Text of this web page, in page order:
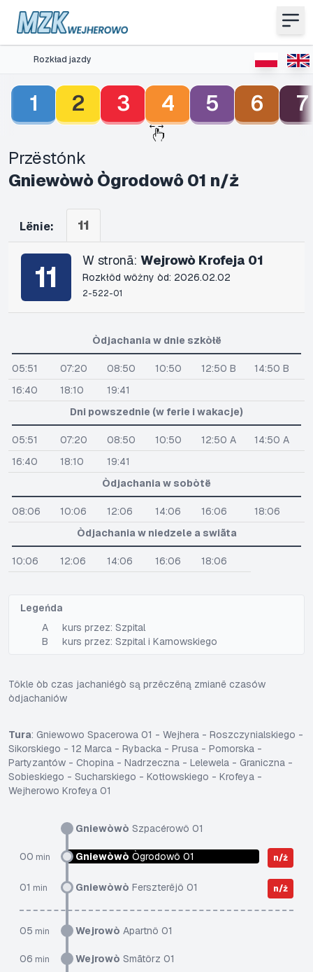
Rozkład jazdy
1 2 3 4 5 6 7
Przëstónk
Gniewòwò Ògrodowô 01 n/ż
Lënie: 11
11 W stronã: Wejrowò Krofeja 01
Rozkłôd wôżny òd: 2026.02.02
2-522-01
Gniewòwò Szpacérowô 01
00 min Gniewòwò Ògrodowô 01 n/ż
01 min Gniewòwò Ferszterëjô 01 n/ż
05 min Wejrowò Apartnô 01
06 min Wejrowò Smãtôrz 01
Òdjachania w dnie szkòłë
05:51 07:20 08:50 10:50 12:50 B
14:50 B
16:40
18:10
19:41
Dni powszednie (w ferie i wakacje)
05:51 07:20 08:50 10:50 12:50 A
14:50 A
16:40
18:10
19:41
Òdjachania w sobòtë
08:06 10:06 12:06 14:06 16:06
18:06
Òdjachania w niedzele a swiãta
10:06 12:06 14:06 16:06 18:06
Legeńda
A
kurs przez: Szpital
B
kurs przez: Szpital i Karnowskiego
Tôkle òb czas jachaniégò są przëczëną zmianë czasów
òdjachaniów
Tura: Gniewowo Spacerowa 01 - Wejhera - Roszczynialskiego -
Sikorskiego - 12 Marca - Rybacka - Prusa - Pomorska -
Partyzantów - Chopina - Nadrzeczna - Lelewela - Graniczna -
Sobieskiego - Sucharskiego - Kotłowskiego - Krofeya -
Wejherowo Krofeya 01